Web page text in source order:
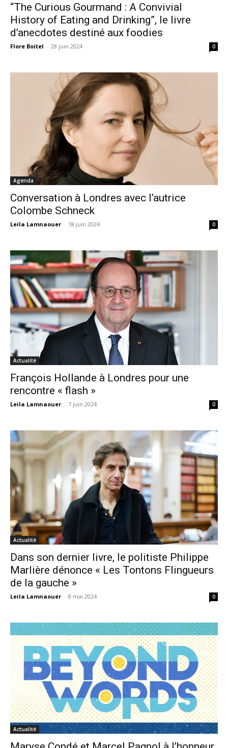
“The Curious Gourmand : A Convivial
History of Eating and Drinking”, le livre
d’anecdotes destiné aux foodies
Flore Boitel - 28 juin 2024 0
Agenda
Conversation à Londres avec l’autrice
Colombe Schneck
Leila Lamnaouer - 18 juin 2024 0
Actualité
François Hollande à Londres pour une
rencontre « flash »
Leila Lamnaouer - 7 juin 2024 0
Actualité
Dans son dernier livre, le politiste Philippe
Marlière dénonce « Les Tontons Flingueurs
de la gauche »
Leila Lamnaouer - 8 mai 2024 0
Actualité